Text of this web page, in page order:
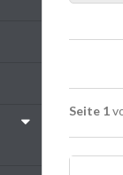
Seite 1